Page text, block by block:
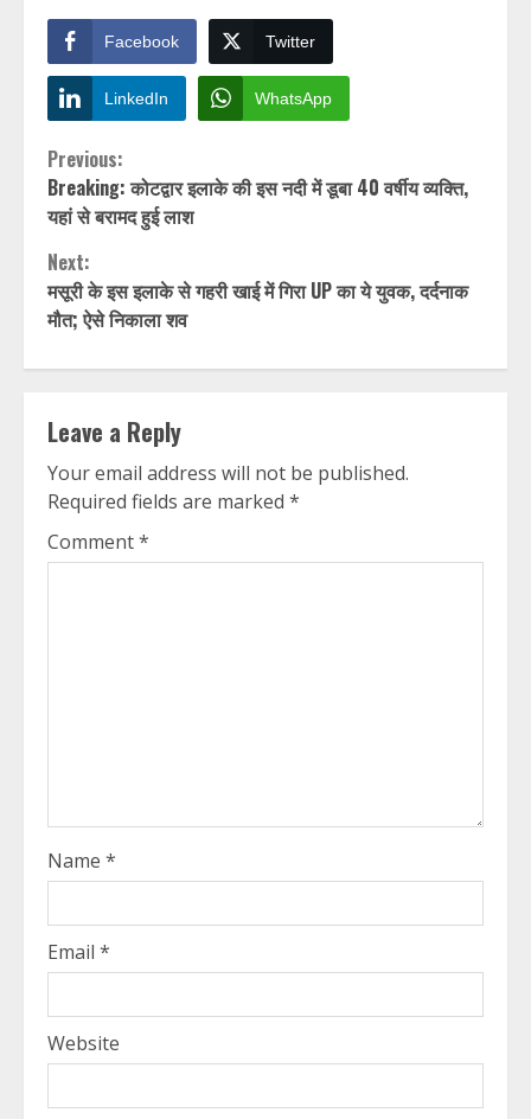
Facebook Twitter
LinkedIn WhatsApp
Continue
Reading
Previous:
Breaking: कोटद्वार इलाके की इस नदी में डूबा 40 वर्षीय व्यक्ति,
यहां से बरामद हुई लाश
Next:
मसूरी के इस इलाके से गहरी खाई में गिरा UP का ये युवक, दर्दनाक
मौत; ऐसे निकाला शव
Leave a Reply
Your email address will not be published.
Required fields are marked *
Comment*
Name *
Email *
Website